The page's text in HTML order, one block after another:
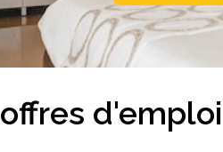
d'emploi